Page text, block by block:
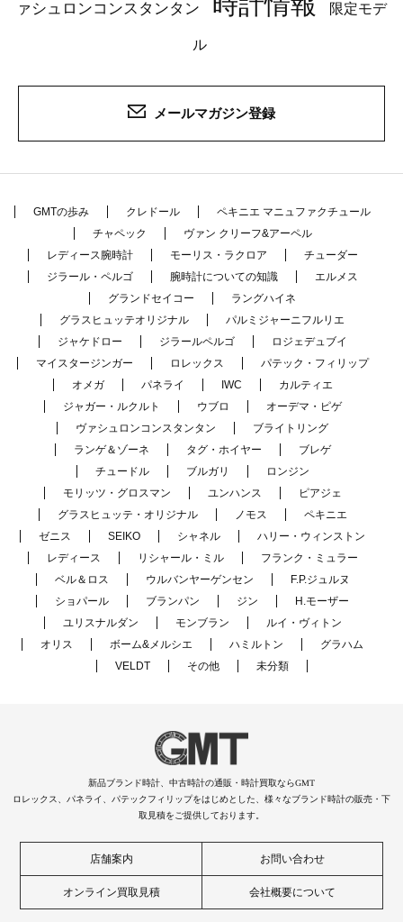
ァシュロンコンスタンタン 限定モデ
ル
メールマガジン登録
GMTの歩み クレドール
ペキニエ マニュファクチュール
チャペック
ヴァン クリーフ&アーペル
レディース腕時計
モーリス・ラクロア
チューダー
ジラール・ペルゴ
腕時計についての知識
エルメス
グランドセイコー
ラングハイネ
グラスヒュッテオリジナル
パルミジャーニフルリエ
ジャケドロー
ジラールペルゴ
ロジェデュブイ
マイスタージンガー
ロレックス
パテック・フィリップ
オメガ
パネライ IWC
カルティエ
ジャガー・ルクルト
ウブロ
オーデマ・ピゲ
ヴァシュロンコンスタンタン
ブライトリング
ランゲ＆ゾーネ
タグ・ホイヤー
ブレゲ
チュードル
ブルガリ
ロンジン
モリッツ・グロスマン
ユンハンス
ピアジェ
グラスヒュッテ・オリジナル
ノモス
ペキニエ
ゼニス
SEIKO シャネル
ハリー・ウィンストン
レディース
リシャール・ミル
フランク・ミュラー
ベル＆ロス
ウルバンヤーゲンセン
F.P.ジュルヌ
ショパール
ブランパン ジン
H.モーザー
ユリスナルダン
モンブラン
ルイ・ヴィトン
オリス
ボーム&メルシエ ハミルトン
グラハム
VELDT
その他 未分類
新品ブランド時計、中古時計の通販・時計買取ならGMT
ロレックス、パネライ、パテックフィリップをはじめとした、様々なブランド時計の販売・下
取見積をご提供しております。
店舗案内 お問い合わせ
オンライン買取見積 会社概要について